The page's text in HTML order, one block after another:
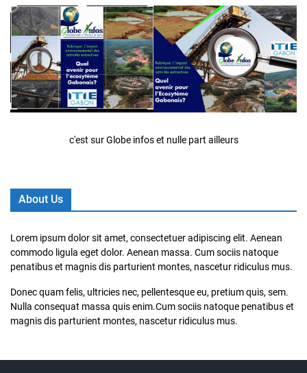
c'est sur Globe infos et nulle part ailleurs
About Us
Lorem ipsum dolor sit amet, consectetuer adipiscing elit. Aenean
commodo ligula eget dolor. Aenean massa. Cum sociis natoque
penatibus et magnis dis parturient montes, nascetur ridiculus mus.
Donec quam felis, ultricies nec, pellentesque eu, pretium quis, sem.
Nulla consequat massa quis enim.Cum sociis natoque penatibus et
magnis dis parturient montes, nascetur ridiculus mus.